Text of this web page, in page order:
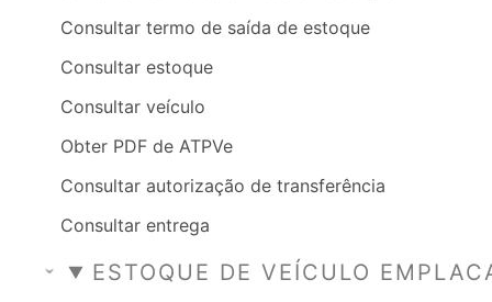
Consultar termo de saída de estoque
Consultar estoque
Consultar veículo
Obter PDF de ATPVe
Consultar autorização de transferência
Consultar entrega
ESTOQUE DE VEÍCULO